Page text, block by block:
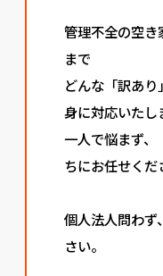
管理不全の空
まで
どんな「訳あ
身に対応いたし
一人で悩まず
ちにお任せくだ
個人法人問わず
さい。